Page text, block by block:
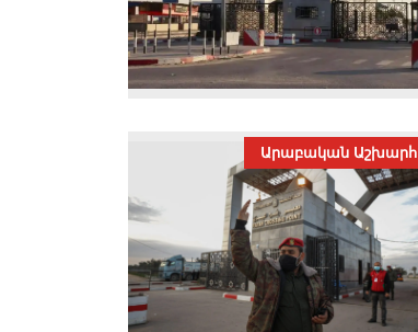
Արաբական Աշխարհ